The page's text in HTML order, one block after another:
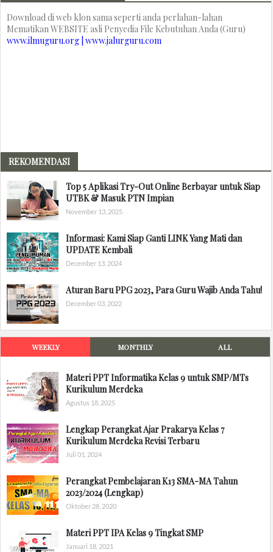
Download di web klon sama seperti anda perlahan-lahan
Mematikan WEBSITE asli Penyedia File Kebutuhan Anda (Guru)
www.ilmuguru.org | www.jalurguru.com
REKOMENDASI
Top 5 Aplikasi Try-Out Online Berbayar untuk Siap
UTBK & Masuk PTN Impian
November 13, 2025
Informasi: Kami Siap Ganti LINK Yang Mati dan
UPDATE Kembali
December 13, 2024
Aturan Baru PPG 2023, Para Guru Wajib Anda Tahu!
December 03, 2022
WEEKLY MONTHLY ALL
Materi PPT Informatika Kelas 9 untuk SMP/MTs
Kurikulum Merdeka
Agustus 18, 2025
Lengkap Perangkat Ajar Prakarya Kelas 7
Kurikulum Merdeka Revisi Terbaru
Juli 01, 2024
Perangkat Pembelajaran K13 SMA-MA Tahun
2023/2024 (Lengkap)
Oktober 28, 2020
Materi PPT IPA Kelas 9 Tingkat SMP
Januari 18, 2021